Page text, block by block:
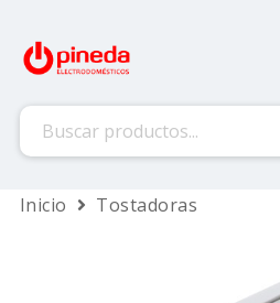
Inicio
 Tostadoras